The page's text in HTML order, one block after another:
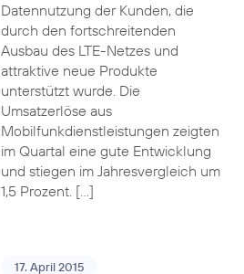
Datennutzung der Kunden, die
durch den fortschreitenden
Ausbau des LTE-Netzes und
attraktive neue Produkte
unterstützt wurde. Die
Umsatzerlöse aus
Mobilfunkdienstleistungen zeigten
im Quartal eine gute Entwicklung
und stiegen im Jahresvergleich um
1,5 Prozent. […]
17. April 2015